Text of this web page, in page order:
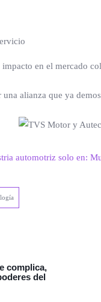
en el mercado
alianza que ya
automotriz solo en:
complica,
del